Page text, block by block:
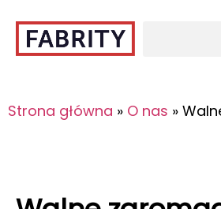
Strona główna » O nas »